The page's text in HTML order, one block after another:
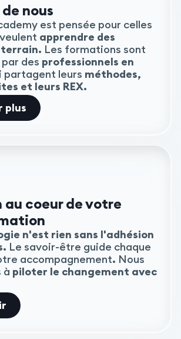
nous
est pensée pour celles
apprendre des
Les formations sont
des professionnels en
partagent leurs méthodes,
et leurs REX.
plus
au coeur de votre
n'est rien sans l'adhésion
Le savoir-être guide chaque
accompagnement. Nous
à piloter le changement avec